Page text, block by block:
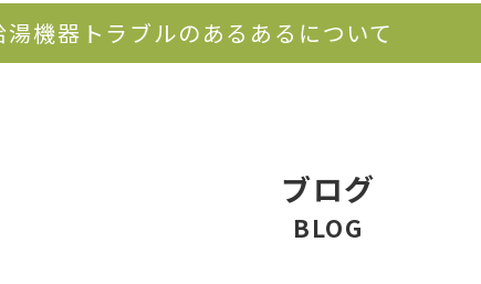
機器トラブルのあるあるについて
ブログ
BLOG